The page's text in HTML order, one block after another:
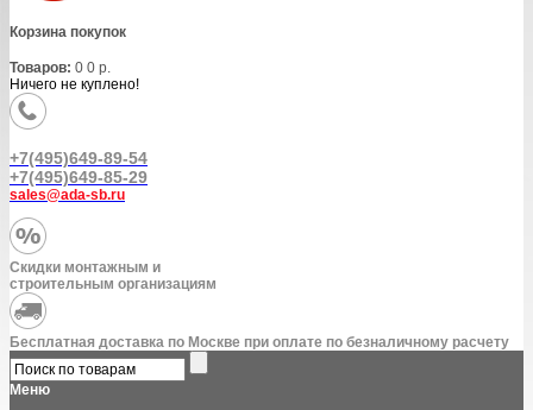
Корзина покупок
Товаров: 0 0 р.
Ничего не куплено!
+7(495)649-89-54
+7(495)649-85-29
sales@ada-sb.ru
Скидки монтажным и
строительным организациям
Бесплатная доставка по Москве при оплате по безналичному расчету
Меню